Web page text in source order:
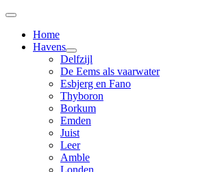
Home
Havens
Delfzijl
De Eems als vaarwater
Esbjerg en Fano
Thyboron
Borkum
Emden
Juist
Leer
Amble
Londen